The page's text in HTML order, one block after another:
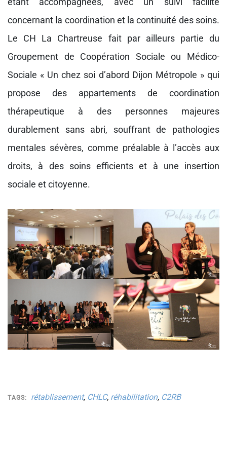
concernant la coordination et la continuité des soins.
Le CH La Chartreuse fait par ailleurs partie du
Groupement de Coopération Sociale ou Médico-
Sociale « Un chez soi d’abord Dijon Métropole » qui
propose des appartements de coordination
thérapeutique à des personnes majeures
durablement sans abri, souffrant de pathologies
mentales sévères, comme préalable à l’accès aux
droits, à des soins efficients et à une insertion
sociale et citoyenne.
TAGS: rétablissement, CHLC, réhabilitation, C2RB